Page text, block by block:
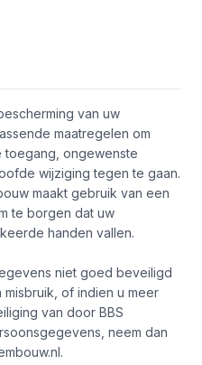
van uw
maatregelen om
toegang, ongewenste
wijziging tegen te gaan.
maakt gebruik van een
te borgen dat uw
handen vallen.
niet goed beveiligd
of indien u meer
van door BBS
neem dan